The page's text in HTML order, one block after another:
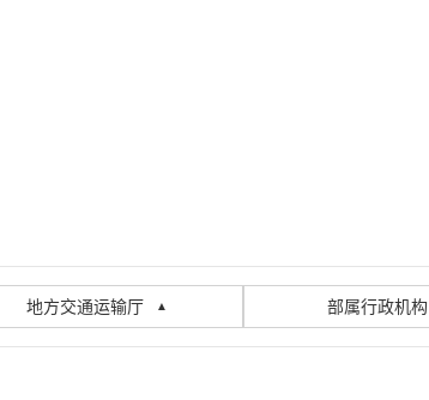
地方交通运输厅 ▲ 部属行政机构